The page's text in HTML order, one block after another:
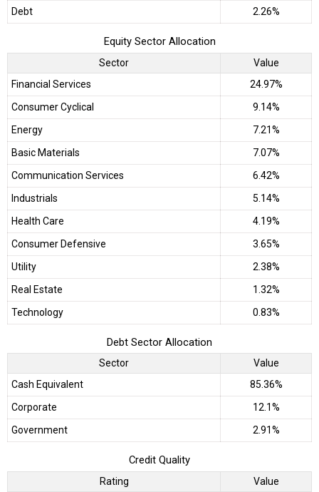
Debt
2.26%
Equity Sector Allocation
Sector
Value
Financial Services
24.97%
Consumer Cyclical
9.14%
Energy
7.21%
Basic Materials
7.07%
Communication Services
6.42%
Industrials
5.14%
Health Care
4.19%
Consumer Defensive
3.65%
Utility
2.38%
Real Estate
1.32%
Technology
0.83%
Debt Sector Allocation
Sector
Value
Cash Equivalent
85.36%
Corporate
12.1%
Government
2.91%
Credit Quality
Rating Value